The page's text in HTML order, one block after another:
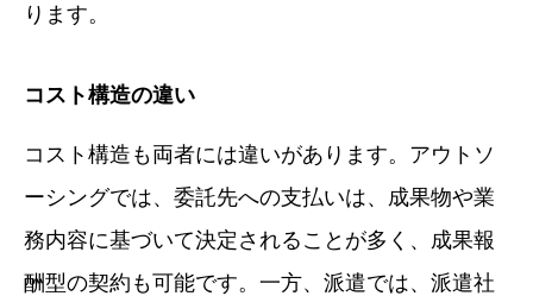
ります。
コスト構造の違い
コスト構造も両者には違いがあります。アウトソ
ーシングでは、委託先への支払いは、成果物や業
務内容に基づいて決定されることが多く、成果報
酬型の契約も可能です。一方、派遣では、派遣社